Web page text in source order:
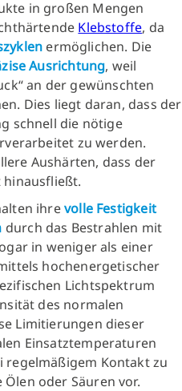
in großen Mengen
Klebstoffe, da
ermöglichen. Die
Ausrichtung, weil
an der gewünschten
Dies liegt daran, dass der
schnell die nötige
zu werden.
Aushärten, dass der
hinausfließt.
ihrevolle Festigkeit
durch das Bestrahlen mit
in weniger als einer
hochenergetischer
Lichtspektrum
des normalen
Limitierungen dieser
Einsatztemperaturen
regelmäßigem Kontakt zu
oder Säuren vor.